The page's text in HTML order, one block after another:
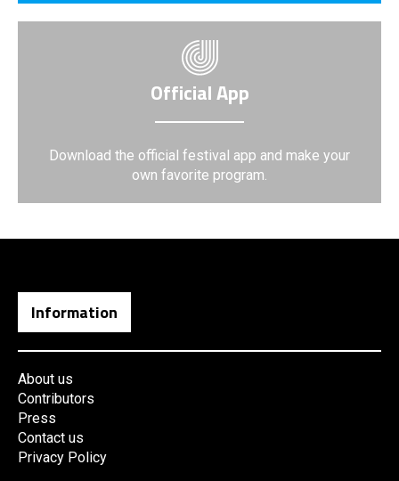
Official App
Download the official festival app and make your
own favorite program.
Information
About us
Contributors
Press
Contact us
Privacy Policy